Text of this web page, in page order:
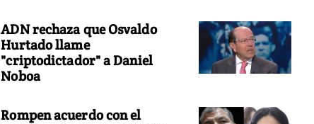
ADN rechaza que Osvaldo
Hurtado llame
"criptodictador" a Daniel
Noboa
Rompen acuerdo con el